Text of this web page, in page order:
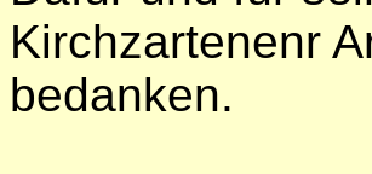
Kirchzartenenr
bedanken.